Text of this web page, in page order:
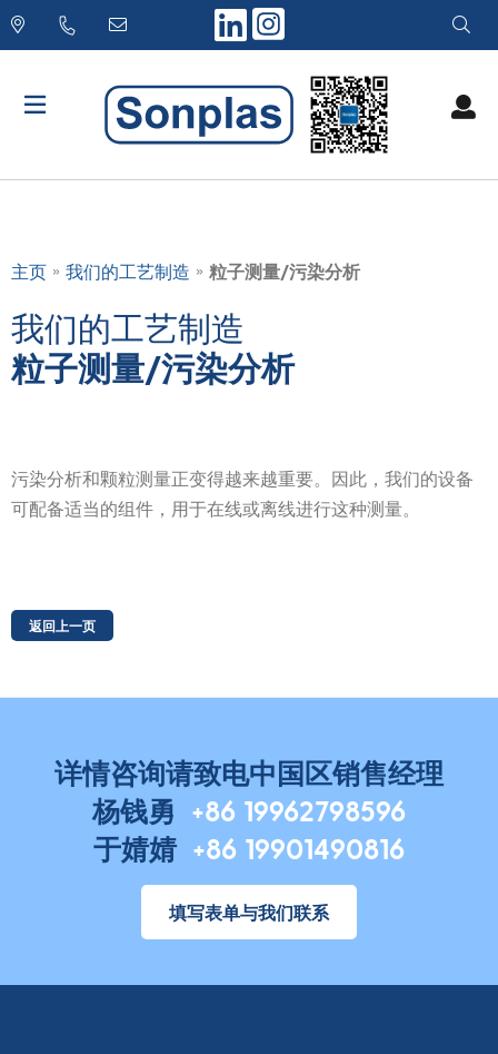
to
主页 » 我们的工艺制造 » 粒子测量/污染分析
我们的工艺制造
粒子测量/污染分析
污染分析和颗粒测量正变得越来越重要。因此，我们的设备
可配备适当的组件，用于在线或离线进行这种测量。
返回上一页
详情咨询请致电中国区销售经理
杨钱勇 +86 19962798596
于婧婧 +86 19901490816
填写表单与我们联系